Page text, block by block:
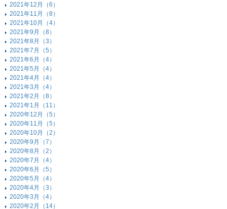
2021年12月（6）
2021年11月（8）
2021年10月（4）
2021年9月（8）
2021年8月（3）
2021年7月（5）
2021年6月（4）
2021年5月（4）
2021年4月（4）
2021年3月（4）
2021年2月（8）
2021年1月（11）
2020年12月（5）
2020年11月（5）
2020年10月（2）
2020年9月（7）
2020年8月（2）
2020年7月（4）
2020年6月（5）
2020年5月（4）
2020年4月（3）
2020年3月（4）
2020年2月（14）